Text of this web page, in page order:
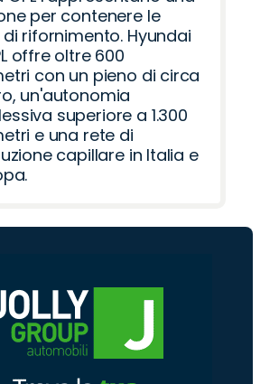
per contenere le
rifornimento. Hyundai
offre oltre 600
con un pieno di circa
un'autonomia
superiore a 1.300
e una rete di
capillare in Italia e